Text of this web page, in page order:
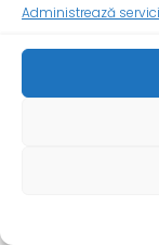
Administrează